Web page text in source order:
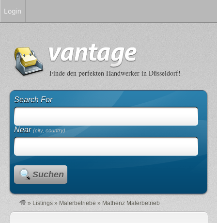
Finde den perfekten Handwerker in Düsseldorf!
Search For
Near(city, country)
Suchen
» Listings » Malerbetriebe » Mathenz Malerbetrieb
Login